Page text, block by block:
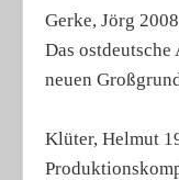
Gerke, Jörg
Das
neuen
Klüter, Helmut